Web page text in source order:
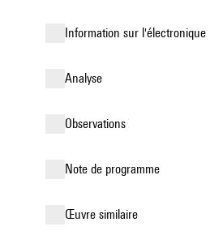
Information sur l'électronique
analyse
observations
Note de programme
œuvre similaire